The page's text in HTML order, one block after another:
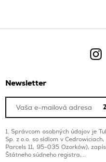
Newsletter
Správcom osobných údajov je
Sp. z o.o. so sídlom v
Parcels 11, 95-035 Ozorków),
Štátneho súdneho registra,...